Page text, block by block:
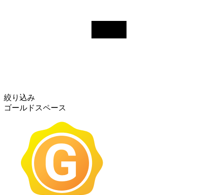
絞り込み
ゴールドスペース